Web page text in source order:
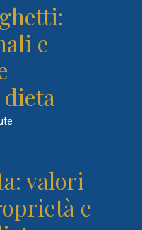
e
valori
e